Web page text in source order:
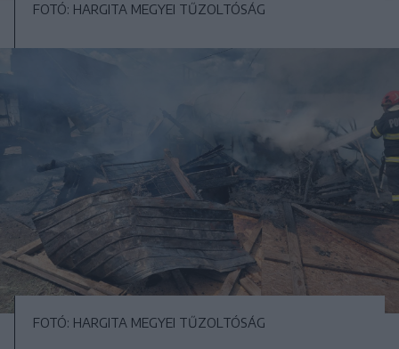
FOTÓ: HARGITA MEGYEI TŰZOLTÓSÁG
FOTÓ: HARGITA MEGYEI TŰZOLTÓSÁG